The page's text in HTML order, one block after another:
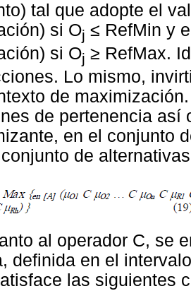
tal que adopte el
si Oj ≤ RefMin y
si Oj ≥ RefMax.
Lo mismo,
de
de pertenencia así
en el conjunto
de
al operador C, se
definida en el
las siguientes